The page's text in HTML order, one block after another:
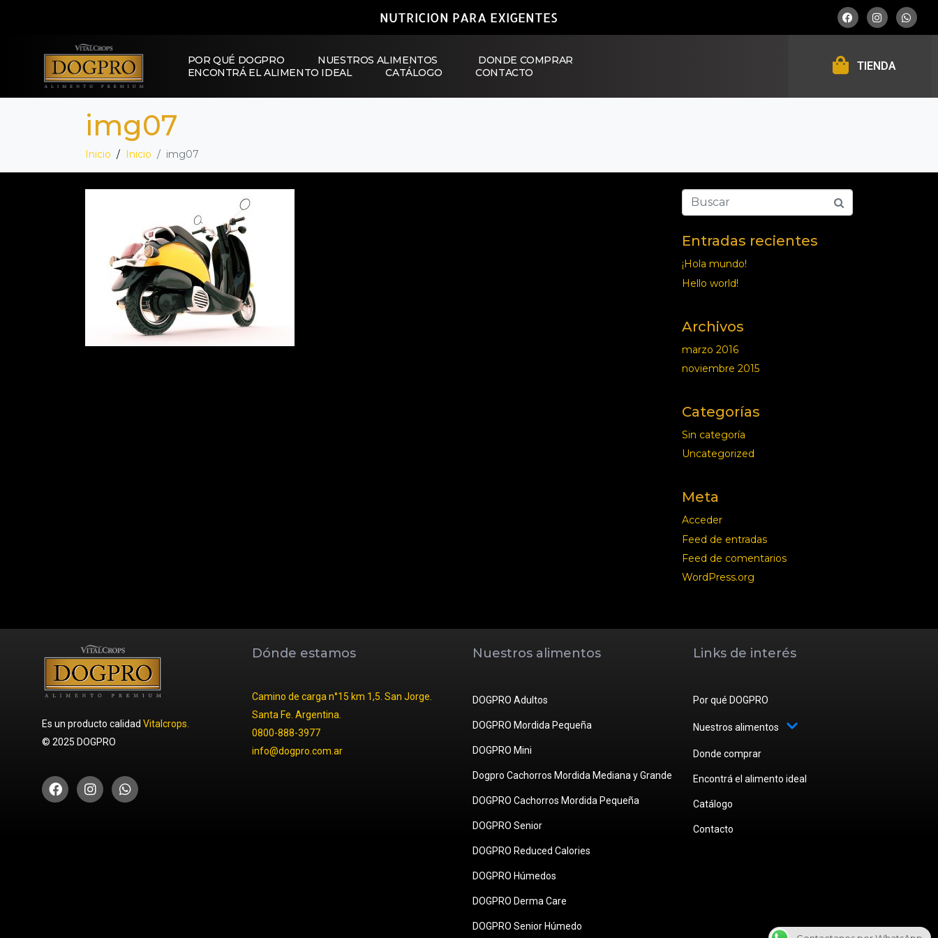
NUTRICION PARA EXIGENTES
POR QUÉ DOGPRO NUESTROS ALIMENTOS
DONDE COMPRAR
ENCONTRÁ EL ALIMENTO IDEAL
CATÁLOGO CONTACTO TIENDA
img07
Inicio Inicio img07
Entradas recientes
¡Hola mundo!
Hello world!
Archivos
marzo 2016
noviembre 2015
Categorías
Sin categoría
Uncategorized
Meta
Acceder
Feed de entradas
Feed de comentarios
WordPress.org
Es un producto calidad Vitalcrops.
© 2025 DOGPRO
Dónde estamos
Camino de carga n°15 km 1,5. San Jorge.
Santa Fe. Argentina.
0800-888-3977
info@dogpro.com.ar
Nuestros alimentos
DOGPRO Adultos
DOGPRO Mordida Pequeña
DOGPRO Mini
Dogpro Cachorros Mordida Mediana y Grande
DOGPRO Cachorros Mordida Pequeña
DOGPRO Senior
DOGPRO Reduced Calories
DOGPRO Húmedos
DOGPRO Derma Care
DOGPRO Senior Húmedo
Links de interés
Por qué DOGPRO
Nuestros alimentos
Donde comprar
Encontrá el alimento ideal
Catálogo
Contacto